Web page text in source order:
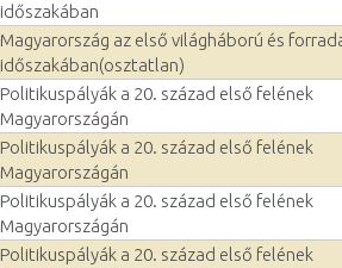
időszakában
Magyarország az első világháború és
időszakában(osztatlan)
Politikuspályák a 20. század első felének
Magyarországán
Politikuspályák a 20. század első felének
Magyarországán
Politikuspályák a 20. század első felének
Magyarországán
Politikuspályák a 20. század első felének